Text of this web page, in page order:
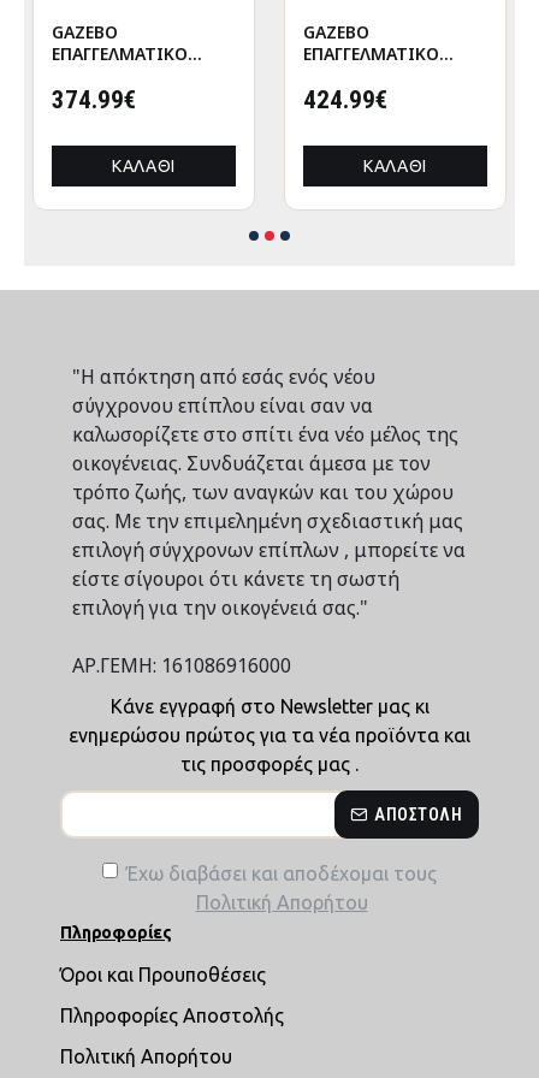
GAZEBO
ΕΠΑΓΓΕΛΜΑΤΙΚΟ
CRESSEN HM21097
ΑΛΟΥΜΙΝΙΟΥ
3x3x3,4Yμ
374.99€
ΚΑΛΆΘΙ
GAZEBO
ΕΠΑΓΓΕΛΜΑΤΙΚΟ
CRESSEN HM21097.01
ΑΛΟΥΜΙΝΙΟΥ
3x3x3,4Yεκ
424.99€
ΚΑΛΆΘΙ
"Η απόκτηση από εσάς ενός νέου
σύγχρονου επίπλου είναι σαν να
καλωσορίζετε στο σπίτι ένα νέο μέλος της
οικογένειας. Συνδυάζεται άμεσα με τον
τρόπο ζωής, των αναγκών και του χώρου
σας. Με την επιμελημένη σχεδιαστική μας
επιλογή σύγχρονων επίπλων , μπορείτε να
είστε σίγουροι ότι κάνετε τη σωστή
επιλογή για την οικογένειά σας."
ΑΡ.ΓΕΜΗ: 161086916000
Κάνε εγγραφή στο Newsletter μας κι
ενημερώσου πρώτος για τα νέα προϊόντα και
τις προσφορές μας .
ΑΠΟΣΤΟΛΉ
Έχω διαβάσει και αποδέχομαι τους
Πολιτική Απορήτου
Πληροφορίες
Όροι και Προυποθέσεις
Πληροφορίες Αποστολής
Πολιτική Απορήτου